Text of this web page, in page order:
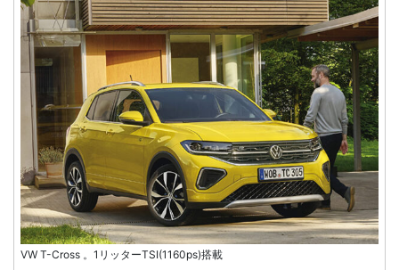
VW T-Cross 。1リッターTSI(1160ps)搭載